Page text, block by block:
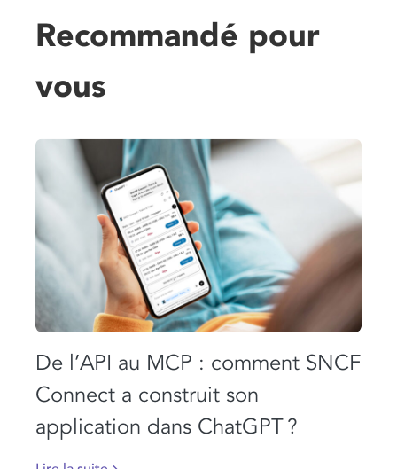
Recommandé pour
vous
De l’API au MCP : comment SNCF
Connect a construit son
application dans ChatGPT ?